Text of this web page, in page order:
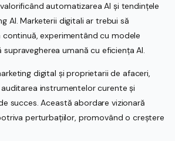
automatizarea AI și tendințele
AI. Marketerii digitali ar trebui să
experimentând cu modele
umană cu eficiența AI.
digital și proprietarii de afaceri,
instrumentelor curente și
succes. Această abordare vizionară
perturbațiilor, promovând o creștere